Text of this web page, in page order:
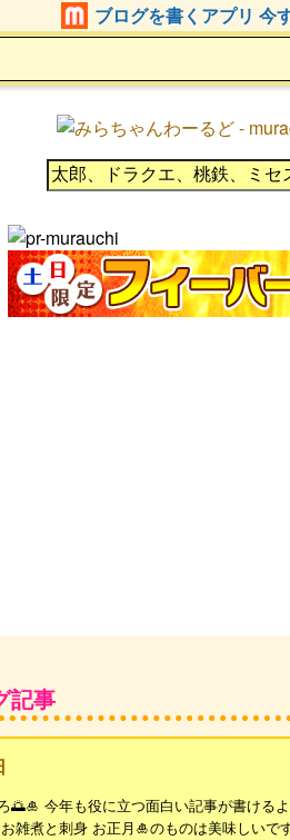
ブログを書くアプリ 今
記事
🌅🎍 今年も役に立つ面白い記事が書ける
雑煮と刺身 お正月🎍のものは美味しい